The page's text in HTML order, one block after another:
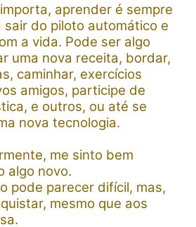
aprender é sempre
sair do piloto automático e
a vida. Pode ser algo
uma nova receita, bordar,
caminhar, exercícios
amigos, participe de
e outros, ou até se
nova tecnologia.
me sinto bem
algo novo.
pode parecer difícil, mas,
mesmo que aos